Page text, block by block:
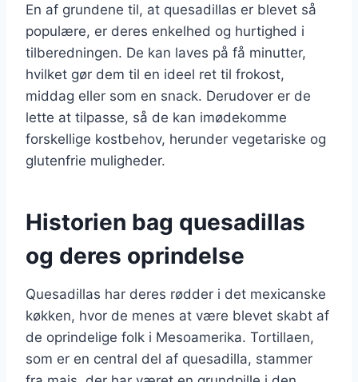
En af grundene til, at quesadillas er blevet så
populære, er deres enkelhed og hurtighed i
tilberedningen. De kan laves på få minutter,
hvilket gør dem til en ideel ret til frokost,
middag eller som en snack. Derudover er de
lette at tilpasse, så de kan imødekomme
forskellige kostbehov, herunder vegetariske og
glutenfrie muligheder.
Historien bag quesadillas
og deres oprindelse
Quesadillas har deres rødder i det mexicanske
køkken, hvor de menes at være blevet skabt af
de oprindelige folk i Mesoamerika. Tortillaen,
som er en central del af quesadilla, stammer